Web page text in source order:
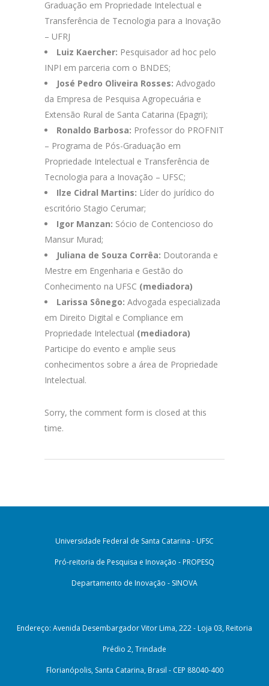
Graduação em Propriedade Intelectual e
Transferência de Tecnologia para a Inovação
– UFRJ
Luiz Kaercher: Pesquisador ad hoc pelo
INPI em parceria com o BNDES;
José Pedro Oliveira Rosses: Advogado
da Empresa de Pesquisa Agropecuária e
Extensão Rural de Santa Catarina (Epagri);
Ronaldo Barbosa: Professor do PROFNIT
– Programa de Pós-Graduação em
Propriedade Intelectual e Transferência de
Tecnologia para a Inovação – UFSC;
Ilze Cidral Martins: Líder do jurídico do
escritório Stagio Cerumar;
Igor Manzan: Sócio de Contencioso do
Mansur Murad;
Juliana de Souza Corrêa: Doutoranda e
Mestre em Engenharia e Gestão do
Conhecimento na UFSC (mediadora)
Larissa Sônego: Advogada especializada
em Direito Digital e Compliance em
Propriedade Intelectual (mediadora)
Participe do evento e amplie seus
conhecimentos sobre a área de Propriedade
Intelectual.
Sorry, the comment form is closed at this
time.
Universidade Federal de Santa Catarina - UFSC
Pró-reitoria de Pesquisa e Inovação - PROPESQ
Departamento de Inovação - SINOVA
Endereço: Avenida Desembargador Vitor Lima, 222 - Loja 03, Reitoria
Prédio 2, Trindade
Florianópolis, Santa Catarina, Brasil - CEP 88040-400